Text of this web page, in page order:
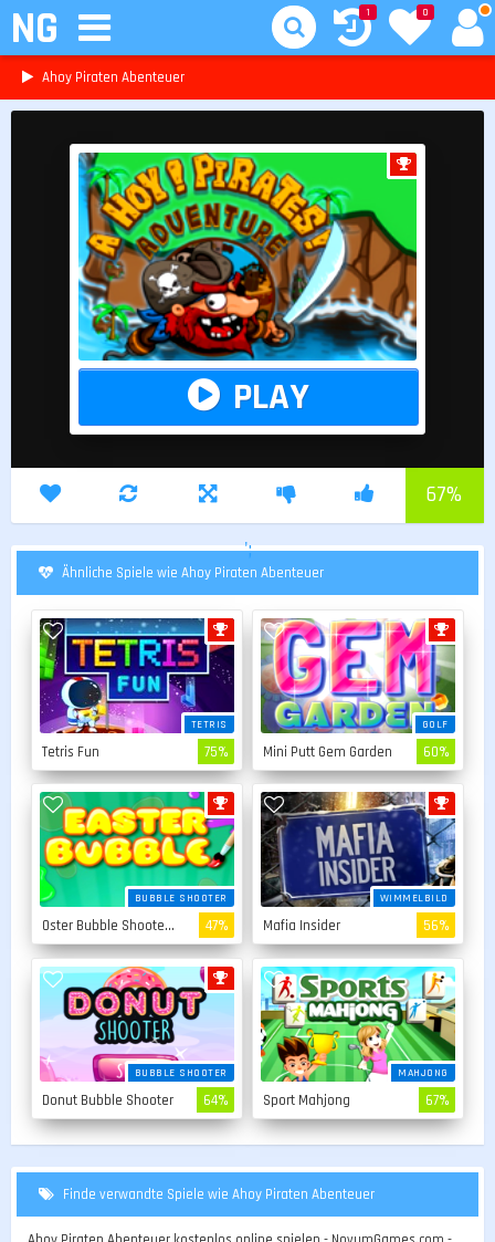
NG 0
1
Ahoy Piraten Abenteuer
PLAY
67%
';
Ähnliche Spiele wie Ahoy Piraten Abenteuer
TETRIS
Tetris Fun 75%
GOLF
Mini Putt Gem Garden 60%
BUBBLE SHOOTER
Oster Bubble Shooter 2 47%
WIMMELBILD
Mafia Insider 56%
BUBBLE SHOOTER
Donut Bubble Shooter 64%
MAHJONG
Sport Mahjong 67%
Finde verwandte Spiele wie Ahoy Piraten Abenteuer